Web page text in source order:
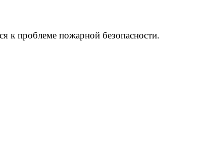
к проблеме пожарной безопасности.